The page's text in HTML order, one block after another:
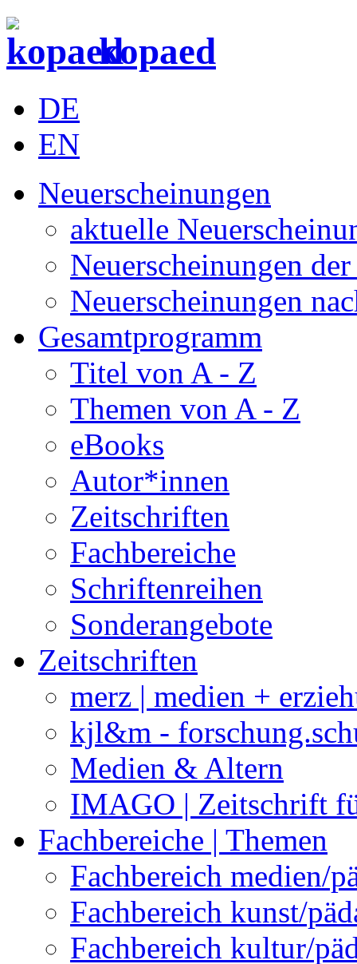
kopaed
DE
EN
Neuerscheinungen
aktuelle
Neuerscheinungen
Neuerscheinungen
Gesamtprogramm
Titel von A - Z
Themen von A - Z
eBooks
Autor*innen
Zeitschriften
Fachbereiche
Schriftenreihen
Sonderangebote
Zeitschriften
merz | medien +
kjl&m -
Medien & Altern
IMAGO | Zeitschrift
Fachbereiche | Themen
Fachbereich medien/
Fachbereich kunst/
Fachbereich kultur/